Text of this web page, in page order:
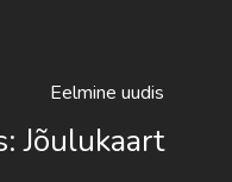
Eelmine uudis
Jõulukaart